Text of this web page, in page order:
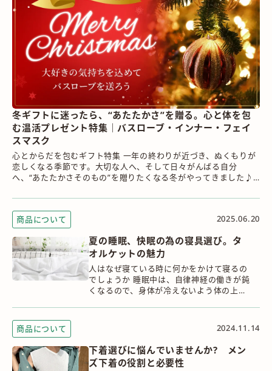
冬ギフトに迷ったら、“あたたかさ”を贈る。心と体を包
む温活プレゼント特集｜バスローブ・インナー・フェイ
スマスク
心とからだを包むギフト特集 一年の終わりが近づき、ぬくもりが
恋しくなる季節です。大切な人へ、そして日々がんばる自分
へ、“あたたかさそのもの”を贈りたくなる冬がやってきました♪
商品について 2025.06.20
夏の睡眠、快眠の為の寝具選び。タ
オルケットの魅力
人はなぜ寝ている時に何かをかけて寝るの
でしょうか 睡眠中は、自律神経の働きが鈍
くなるので、身体が冷えないよう体の上に
商品について 2024.11.14
下着選びに悩んでいませんか? メン
ズ下着の役割と必要性